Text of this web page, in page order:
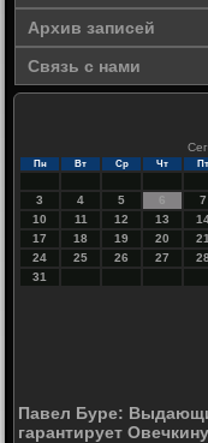
Архив записей
Связь с нами
Пн Вт Ср Чт Пт
3
4 5 6 7
10
11 12 13
17
18 19 20 21
24
25 26 27 28
31
Павел Буре:
гарантирует Овечкину